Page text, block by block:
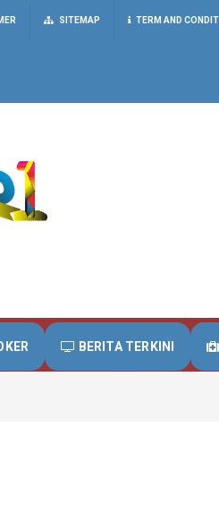
SITEMAP TERM AND
BERITA TERKINI